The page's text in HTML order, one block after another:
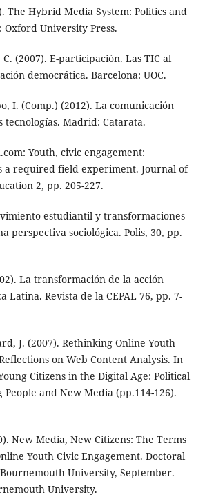
The Hybrid Media System: Politics and
Oxford University Press.
(2007). E-participación. Las TIC al
democrática. Barcelona: UOC.
I. (Comp.) (2012). La comunicación
tecnologías. Madrid: Catarata.
Youth, civic engagement:
a required field experiment. Journal of
2, pp. 205-227.
estudiantil y transformaciones
perspectiva sociológica. Polis, 30, pp.
La transformación de la acción
Latina. Revista de la CEPAL 76, pp. 7-
J. (2007). Rethinking Online Youth
on Web Content Analysis. In
Citizens in the Digital Age: Political
People and New Media (pp.114-126).
New Media, New Citizens: The Terms
Youth Civic Engagement. Doctoral
University, September.
University.